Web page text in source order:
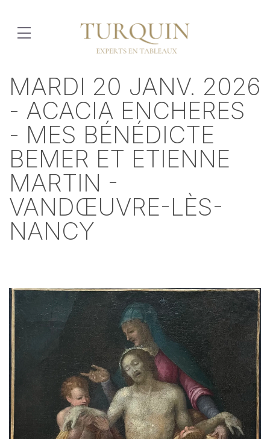
MARDI 20 JANV. 2026
- ACACIA ENCHERES
- MES BÉNÉDICTE
BEMER ET ETIENNE
MARTIN -
VANDŒUVRE-LÈS-
NANCY